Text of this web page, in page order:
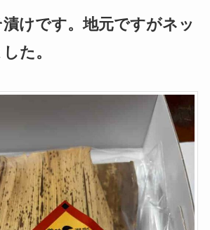
けです。地元ですがネッ
た。